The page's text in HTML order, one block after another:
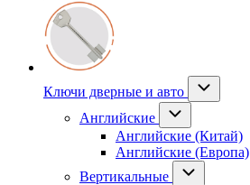
Ключи дверные и авто
Английские
Английские (Китай)
Английские (Европа)
Вертикальные